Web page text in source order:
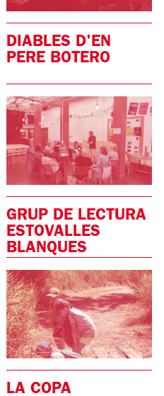
DIABLES D'EN
PERE BOTERO
GRUP DE LECTURA
ESTOVALLES
BLANQUES
LA COPA